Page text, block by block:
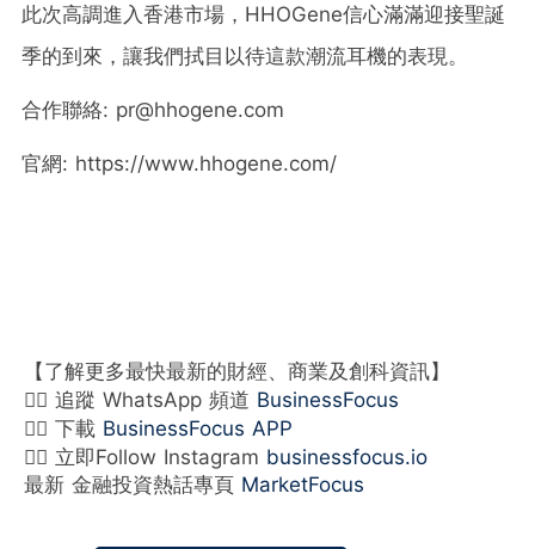
此次高調進入香港市場，HHOGene信心滿滿迎接聖誕
季的到來，讓我們拭目以待這款潮流耳機的表現。
合作聯絡: pr@hhogene.com
官網: https://www.hhogene.com/
【了解更多最快最新的財經、商業及創科資訊】
👉🏻 追蹤 WhatsApp 頻道 BusinessFocus
👉🏻 下載 BusinessFocus APP
👉🏻 立即Follow Instagram businessfocus.io
最新 金融投資熱話專頁 MarketFocus